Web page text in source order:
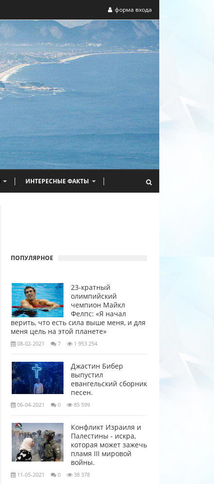
форма входа
ИНТЕРЕСНЫЕ ФАКТЫ
ПОПУЛЯРНОЕ
23-кратный
олимпийский
чемпион Майкл
Фелпс: «Я начал
верить, что есть сила выше меня, и для
меня цель на этой планете»
08-02-2021 7 1 953 254
Джастин Бибер
выпустил
евангельский сборник
песен.
06-04-2021 0 85 599
Конфликт Израиля и
Палестины - искра,
которая может зажечь
пламя III мировой
войны.
11-05-2021 0 38 378